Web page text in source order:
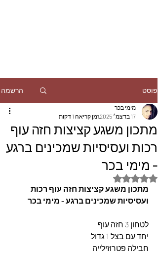
פוסט הרשמה
מתכון משגע קציצות חזה עוף
רכות ועסיסיות שמכינים ברגע
- מימי בכר
מימי בכר
17 בדצמ׳ 2025
זמן קריאה 1 דקות
דירוג של NaN מתוך 5 כוכבים
מתכון משגע קציצות חזה עוף רכות
ועסיסיות שמכינים ברגע - מימי בכר
לטחון 3 חזה עוף
יחד עם בצל 1 גדול
חבילה פטרוזילייה